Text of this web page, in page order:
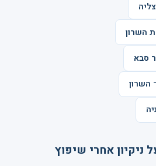
השרון
סבא
השרון
ניקיון אחרי שיפוץ